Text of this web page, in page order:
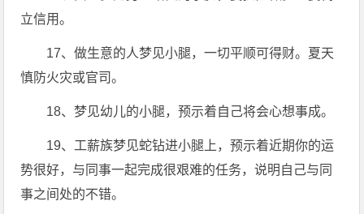
立信用。
17、做生意的人梦见小腿，一切平顺可得财。夏天
慎防火灾或官司。
18、梦见幼儿的小腿，预示着自己将会心想事成。
19、工薪族梦见蛇钻进小腿上，预示着近期你的运
势很好，与同事一起完成很艰难的任务，说明自己与同
事之间处的不错。